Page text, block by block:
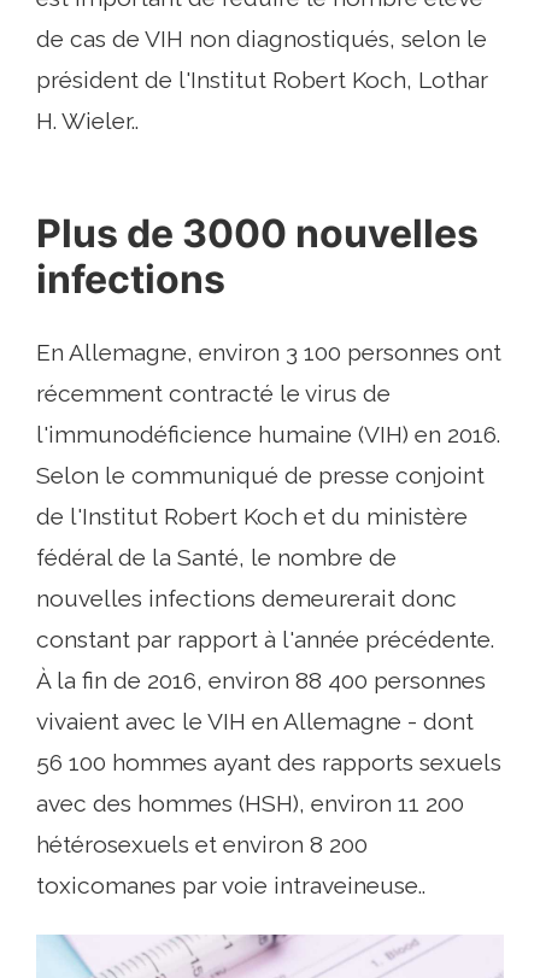
de cas de VIH non diagnostiqués, selon le
président de l'Institut Robert Koch, Lothar
H. Wieler..
Plus de 3000 nouvelles
infections
En Allemagne, environ 3 100 personnes ont
récemment contracté le virus de
l'immunodéficience humaine (VIH) en 2016.
Selon le communiqué de presse conjoint
de l'Institut Robert Koch et du ministère
fédéral de la Santé, le nombre de
nouvelles infections demeurerait donc
constant par rapport à l'année précédente.
À la fin de 2016, environ 88 400 personnes
vivaient avec le VIH en Allemagne - dont
56 100 hommes ayant des rapports sexuels
avec des hommes (HSH), environ 11 200
hétérosexuels et environ 8 200
toxicomanes par voie intraveineuse..